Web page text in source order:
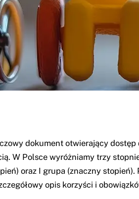
dokument otwierający
W Polsce wyróżniamy trzy
oraz I grupa (znaczny
opis korzyści i